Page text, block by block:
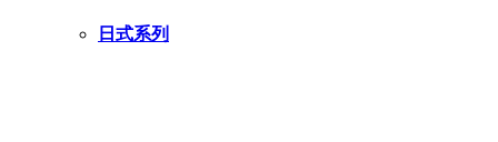
日式系列